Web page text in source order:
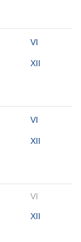
VI
XII
VI
XII
VI
XII